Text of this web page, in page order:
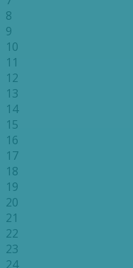
8
9
10
11
12
13
14
15
16
17
18
19
20
21
22
23
24